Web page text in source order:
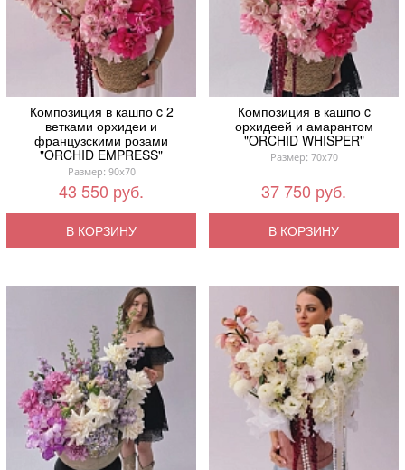
Композиция в кашпо c 2
ветками орхидеи и
французскими розами
"ORCHID EMPRESS"
Размер: 90x70
43 550 руб.
В КОРЗИНУ
Композиция в кашпо c
орхидеей и амарантом
"ORCHID WHISPER"
Размер: 70x70
37 750 руб.
В КОРЗИНУ